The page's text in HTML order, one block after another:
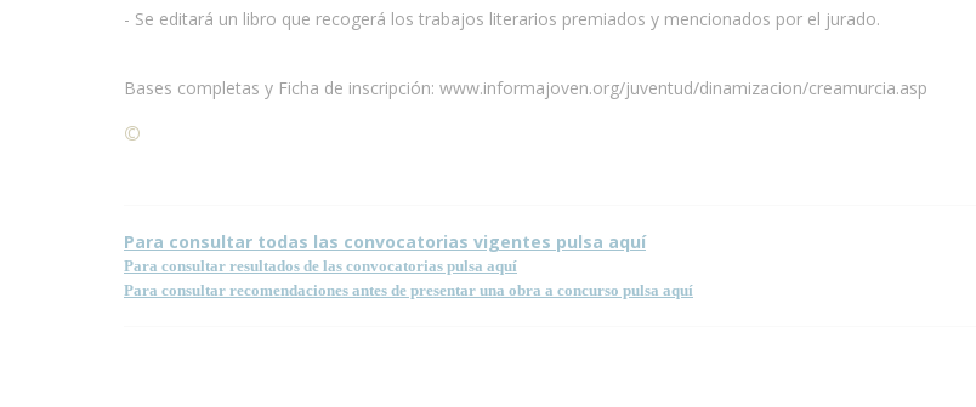
- Se editará un libro que recogerá los trabajos literarios premiados y mencionados por el jurado.
Bases completas y Ficha de inscripción: www.informajoven.org/juventud/dinamizacion/creamurcia.asp
©
Para consultar todas las convocatorias vigentes pulsa aquí
Para consultar resultados de las convocatorias pulsa aquí
Para consultar recomendaciones antes de presentar una obra a concurso pulsa aquí